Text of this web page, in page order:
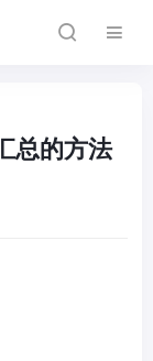
总的方法